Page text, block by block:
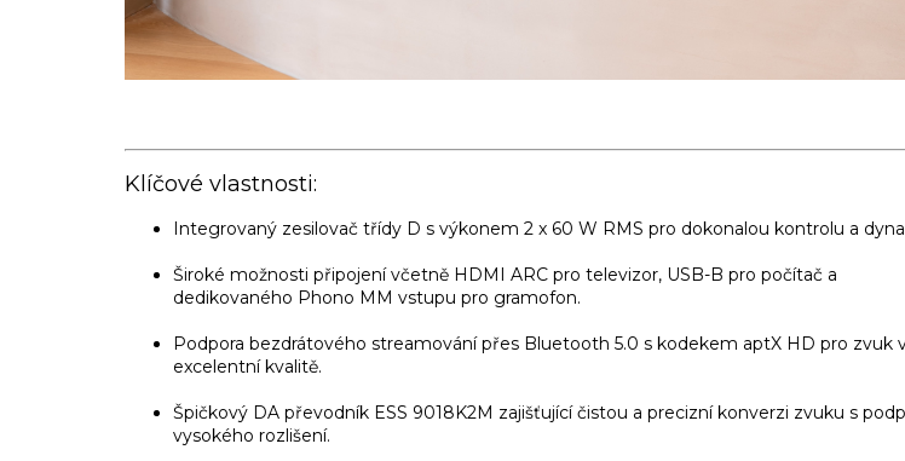
Klíčové vlastnosti:
Integrovaný zesilovač třídy D s výkonem 2 x 60 W RMS pro dokonalou kontrolu a
Široké možnosti připojení včetně HDMI ARC pro televizor, USB-B pro počítač a
dedikovaného Phono MM vstupu pro gramofon.
Podpora bezdrátového streamování přes Bluetooth 5.0 s kodekem aptX HD pro zvuk
excelentní kvalitě.
Špičkový DA převodník ESS 9018K2M zajišťující čistou a precizní konverzi zvuku s
vysokého rozlišení.